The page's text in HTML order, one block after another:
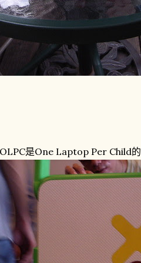
是One Laptop Per Child的